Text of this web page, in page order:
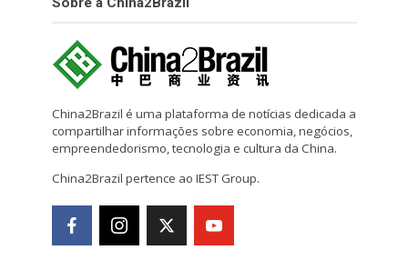
China2Brazil é uma plataforma de notícias dedicada a
compartilhar informações sobre economia, negócios,
empreendedorismo, tecnologia e cultura da China.
China2Brazil pertence ao IEST Group.